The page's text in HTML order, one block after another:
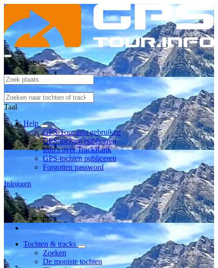
Kies plaats
Taal
Help
GPS-Tour.info gebruiken
GPS-tochten publiceren
Info's over TrackRank
GPS-tochten publiceren
Forgotten password
Inloggen
Lid sinds
Tochten & tracks
Zoeken
De mooiste tochten